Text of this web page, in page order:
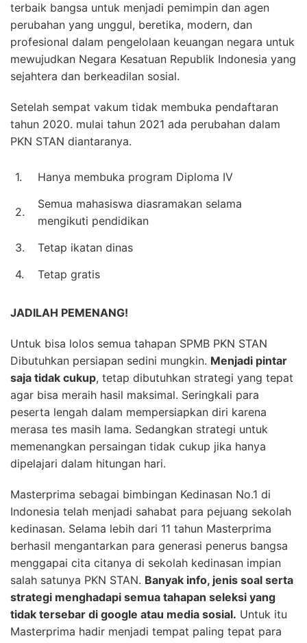
terbaik bangsa untuk menjadi pemimpin dan agen
perubahan yang unggul, beretika, modern, dan
profesional dalam pengelolaan keuangan negara untuk
mewujudkan Negara Kesatuan Republik Indonesia yang
sejahtera dan berkeadilan sosial.
Setelah sempat vakum tidak membuka pendaftaran
tahun 2020. mulai tahun 2021 ada perubahan dalam
PKN STAN diantaranya.
1. Hanya membuka program Diploma IV
2.
Semua mahasiswa diasramakan selama
mengikuti pendidikan
3.
Tetap ikatan dinas
4.
Tetap gratis
JADILAH PEMENANG!
Untuk bisa lolos semua tahapan SPMB PKN STAN
Dibutuhkan persiapan sedini mungkin. Menjadi pintar
saja tidak cukup, tetap dibutuhkan strategi yang tepat
agar bisa meraih hasil maksimal. Seringkali para
peserta lengah dalam mempersiapkan diri karena
merasa tes masih lama. Sedangkan strategi untuk
memenangkan persaingan tidak cukup jika hanya
dipelajari dalam hitungan hari.
Masterprima sebagai bimbingan Kedinasan No.1 di
Indonesia telah menjadi sahabat para pejuang sekolah
kedinasan. Selama lebih dari 11 tahun Masterprima
berhasil mengantarkan para generasi penerus bangsa
menggapai cita citanya di sekolah kedinasan impian
salah satunya PKN STAN. Banyak info, jenis soal serta
strategi menghadapi semua tahapan seleksi yang
tidak tersebar di google atau media sosial. Untuk itu
Masterprima hadir menjadi tempat paling tepat para